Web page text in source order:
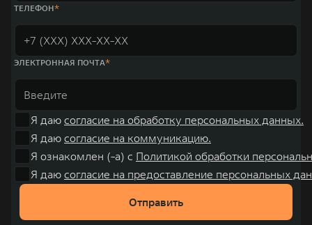
отметку в 1 млн автомобилей в год. По итогам 2021 года общая выручка
юаней (1,6 трлн рублей). С 1998 года Great Wall Motor занимает первое
место по объёмам продаж пикапов в Китае. На сегодняшний день
концерн GWM создал мировую систему исследований и разработок,
включая центры в России, Китае, Японии, США, Германии, Индии,
«14+5», которая включает 10 внутренних производственных
комплексов и 4 зарубежных – в России, Таиланде, Бразилии и Индии, а
ТЕЛЕФОН
ЭЛЕКТРОННАЯ ПОЧТА
Я даю согласие на обработку персональных данных.
Я даю согласие на коммуникацию.
Я ознакомлен (-а) с Политикой обработки
Я даю согласие на предоставление персональных
Отправить